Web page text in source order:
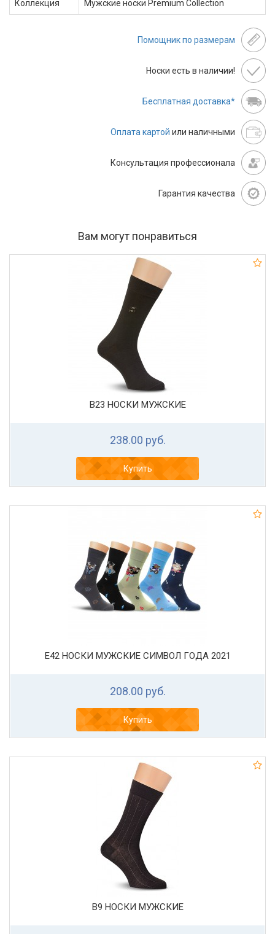
Коллекция Мужские носки Premium Сollection
Помощник по размерам
Носки есть в наличии!
Бесплатная доставка*
Оплата картой или наличными
Консультация профессионала
Гарантия качества
Вам могут понравиться
В23 НОСКИ МУЖСКИЕ
238.00 руб.
Купить
Е42 НОСКИ МУЖСКИЕ СИМВОЛ ГОДА 2021
208.00 руб.
Купить
В9 НОСКИ МУЖСКИЕ